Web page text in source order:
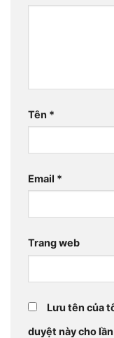
Tên *
Email *
Trang web
Lưu tên của
duyệt này cho